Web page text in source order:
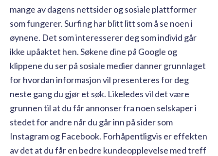
mange av dagens nettsider og sosiale plattformer
som fungerer. Surfing har blitt litt som å se noen i
øynene. Det som interesserer deg som individ går
ikke upåaktet hen. Søkene dine på Google og
klippene du ser på sosiale medier danner grunnlaget
for hvordan informasjon vil presenteres for deg
neste gang du gjør et søk. Likeledes vil det være
grunnen til at du får annonser fra noen selskaper i
stedet for andre når du går inn på sider som
Instagram og Facebook. Forhåpentligvis er effekten
av det at du får en bedre kundeopplevelse med treff